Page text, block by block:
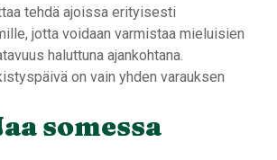
tehdä ajoissa erityisesti
jotta voidaan varmistaa mieluisien
haluttuna ajankohtana.
on vain yhden varauksen
somessa